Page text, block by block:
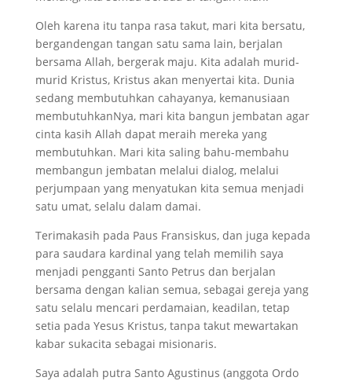
Oleh karena itu tanpa rasa takut, mari kita bersatu,
bergandengan tangan satu sama lain, berjalan
bersama Allah, bergerak maju. Kita adalah murid-
murid Kristus, Kristus akan menyertai kita. Dunia
sedang membutuhkan cahayanya, kemanusiaan
membutuhkanNya, mari kita bangun jembatan agar
cinta kasih Allah dapat meraih mereka yang
membutuhkan. Mari kita saling bahu-membahu
membangun jembatan melalui dialog, melalui
perjumpaan yang menyatukan kita semua menjadi
satu umat, selalu dalam damai.
Terimakasih pada Paus Fransiskus, dan juga kepada
para saudara kardinal yang telah memilih saya
menjadi pengganti Santo Petrus dan berjalan
bersama dengan kalian semua, sebagai gereja yang
satu selalu mencari perdamaian, keadilan, tetap
setia pada Yesus Kristus, tanpa takut mewartakan
kabar sukacita sebagai misionaris.
Saya adalah putra Santo Agustinus (anggota Ordo